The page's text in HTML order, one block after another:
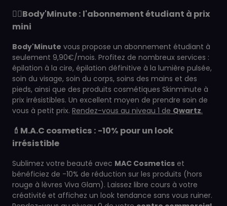
💆‍♀️Body'Minute : l'abonnement étudiant à prix
mini
Body'Minute vous propose un abonnement étudiant à
seulement 9,90€/mois. Profitez de nombreux services :
épilation à la cire, épilation définitive à la lumière pulsée,
soin du visage, soin du corps, soins des mains et des
pieds, ainsi que des produits cosmétiques Skinminute à
prix irrésistibles. Un excellent moyen de prendre soin de
vous à petit prix. Rendez-vous au niveau 1 de Qwartz.
💄M.A.C cosmetics : -10% pour un look
irrésistible
Sublimez votre beauté avec MAC Cosmetics et
bénéficiez de -10% de réduction sur les produits (hors
rouge à lèvres Viva Glam). Laissez libre cours à votre
créativité et affichez un look tendance sans vous ruiner.